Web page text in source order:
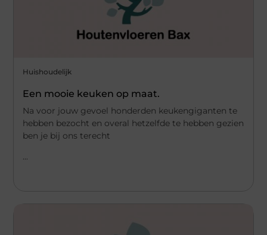
Huishoudelijk
Een mooie keuken op maat.
Na voor jouw gevoel honderden keukengiganten te
hebben bezocht en overal hetzelfde te hebben gezien
ben je bij ons terecht
...